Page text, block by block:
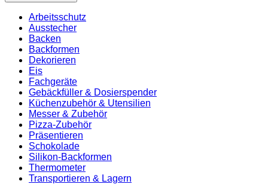
Arbeitsschutz
Ausstecher
Backen
Backformen
Dekorieren
Eis
Fachgeräte
Gebäckfüller & Dosierspender
Küchenzubehör & Utensilien
Messer & Zubehör
Pizza-Zubehör
Präsentieren
Schokolade
Silikon-Backformen
Thermometer
Transportieren & Lagern